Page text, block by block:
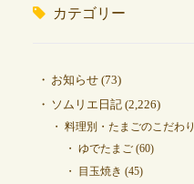
カテゴリー
お知らせ(73)
ソムリエ日記(2,226)
料理別・たまごのこだわり
ゆでたまご(60)
目玉焼き (45)